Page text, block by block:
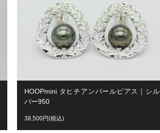
HOOPmini タヒチアンパールピアス｜シル
バー950
38,500円(税込)